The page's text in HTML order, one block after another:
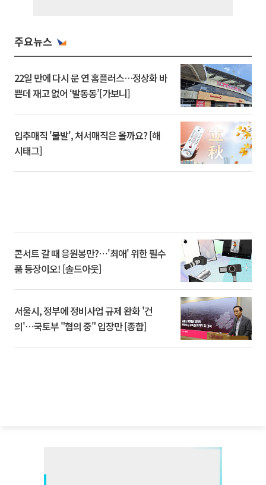
주요뉴스
22일 만에 다시 문 연 홈플러스…정상화 바
쁜데 재고 없어 ‘발동동’[가보니]
입추매직 '불발', 처서매직은 올까요? [해
시태그]
콘서트 갈 때 응원봉만?⋯'최애' 위한 필수
품 등장이오! [솔드아웃]
서울시, 정부에 정비사업 규제 완화 '건
의'⋯국토부 "협의 중" 입장만 [종합]